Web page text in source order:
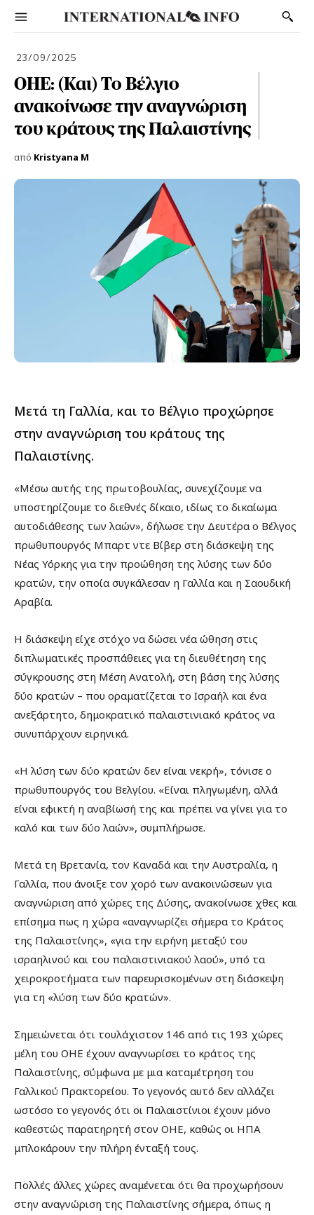
23/09/2025
ΟΗΕ: (Και) Το Βέλγιο
ανακοίνωσε την αναγνώριση
του κράτους της Παλαιστίνης
από Kristyana M
Μετά τη Γαλλία, και το Βέλγιο προχώρησε
στην αναγνώριση του κράτους της
Παλαιστίνης.
«Μέσω αυτής της πρωτοβουλίας, συνεχίζουμε να
υποστηρίζουμε το διεθνές δίκαιο, ιδίως το δικαίωμα
αυτοδιάθεσης των λαών», δήλωσε την Δευτέρα ο Βέλγος
πρωθυπουργός Μπαρτ ντε Βίβερ στη διάσκεψη της
Νέας Υόρκης για την προώθηση της λύσης των δύο
κρατών, την οποία συγκάλεσαν η Γαλλία και η Σαουδική
Αραβία.
Η διάσκεψη είχε στόχο να δώσει νέα ώθηση στις
διπλωματικές προσπάθειες για τη διευθέτηση της
σύγκρουσης στη Μέση Ανατολή, στη βάση της λύσης
δύο κρατών – που οραματίζεται το Ισραήλ και ένα
ανεξάρτητο, δημοκρατικό παλαιστινιακό κράτος να
συνυπάρχουν ειρηνικά.
«Η λύση των δύο κρατών δεν είναι νεκρή», τόνισε ο
πρωθυπουργός του Βελγίου. «Είναι πληγωμένη, αλλά
είναι εφικτή η αναβίωσή της και πρέπει να γίνει για το
καλό και των δύο λαών», συμπλήρωσε.
Μετά τη Βρετανία, τον Καναδά και την Αυστραλία, η
Γαλλία, που άνοιξε τον χορό των ανακοινώσεων για
αναγνώριση από χώρες της Δύσης, ανακοίνωσε χθες και
επίσημα πως η χώρα «αναγνωρίζει σήμερα το Κράτος
της Παλαιστίνης», «για την ειρήνη μεταξύ του
ισραηλινού και του παλαιστινιακού λαού», υπό τα
χειροκροτήματα των παρευρισκομένων στη διάσκεψη
για τη «λύση των δύο κρατών».
Σημειώνεται ότι τουλάχιστον 146 από τις 193 χώρες
μέλη του ΟΗΕ έχουν αναγνωρίσει το κράτος της
Παλαιστίνης, σύμφωνα με μια καταμέτρηση του
Γαλλικού Πρακτορείου. Το γεγονός αυτό δεν αλλάζει
ωστόσο το γεγονός ότι οι Παλαιστίνιοι έχουν μόνο
καθεστώς παρατηρητή στον ΟΗΕ, καθώς οι ΗΠΑ
μπλοκάρουν την πλήρη ένταξή τους.
Πολλές άλλες χώρες αναμένεται ότι θα προχωρήσουν
στην αναγνώριση της Παλαιστίνης σήμερα, όπως η